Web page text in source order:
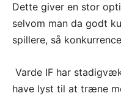
Dette giver en stor
selvom man da godt
spillere, så
Varde IF har
have lyst til at træne